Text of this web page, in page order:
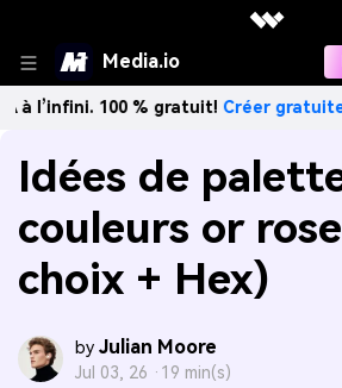
Media.io
100 % gratuit!Créer gratuitement→
Idées de
couleurs or
choix + Hex)
by Julian Moore
Jul 03, 26 · 19 min(s)